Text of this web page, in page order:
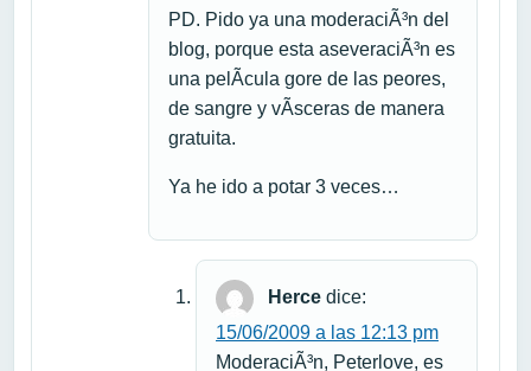
PD. Pido ya una moderaciÃ³n del
blog, porque esta aseveraciÃ³n es
una pelÃ­cula gore de las peores,
de sangre y vÃ­sceras de manera
gratuita.
Ya he ido a potar 3 veces…
Herce dice:
15/06/2009 a las 12:13 pm
ModeraciÃ³n, Peterlove, es